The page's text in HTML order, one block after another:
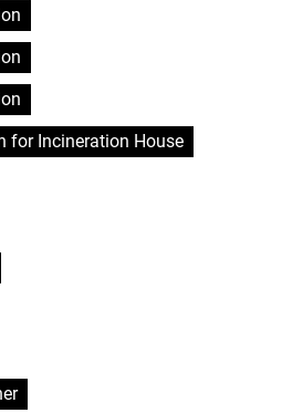
for Incineration House